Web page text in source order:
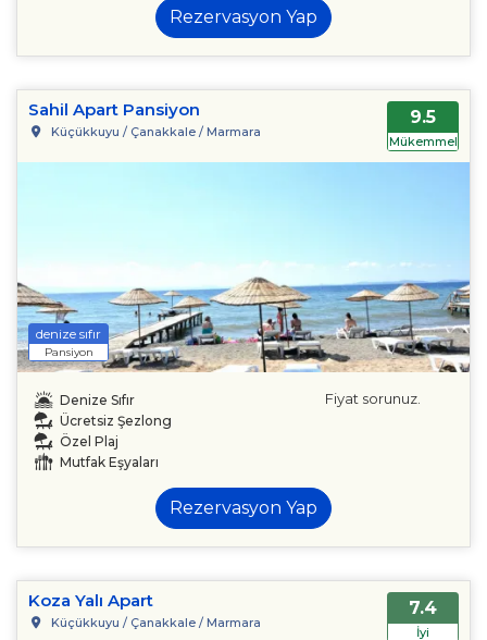
Rezervasyon Yap
Sahil Apart Pansiyon
Küçükkuyu / Çanakkale / Marmara
9.5
Mükemmel
denize sıfır
Pansiyon
Denize Sıfır
Ücretsiz Şezlong
Özel Plaj
Mutfak Eşyaları
Fiyat sorunuz.
Rezervasyon Yap
Koza Yalı Apart
Küçükkuyu / Çanakkale / Marmara
7.4
İyi